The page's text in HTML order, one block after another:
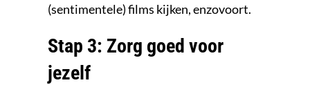
(sentimentele) films kijken, enzovoort.
Stap 3: Zorg goed voor
jezelf